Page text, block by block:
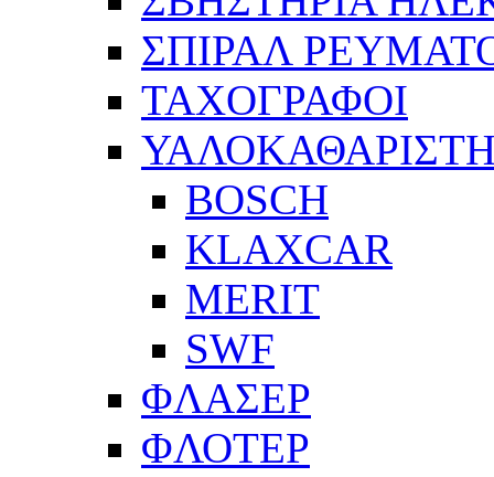
ΣΠΙΡΑΛ
ΤΑΧΟΓΡΑΦΟΙ
BOSCH
KLAXCAR
MERIT
SWF
ΦΛΑΣΕΡ
ΦΛΟΤΕΡ